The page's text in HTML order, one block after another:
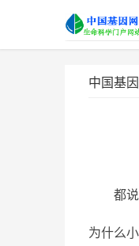
中国基
都
为什么